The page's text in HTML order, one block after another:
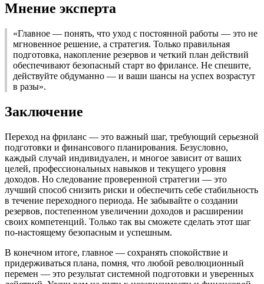
Мнение эксперта
«Главное — понять, что уход с постоянной работы — это не
мгновенное решение, а стратегия. Только правильная
подготовка, накопление резервов и четкий план действий
обеспечивают безопасный старт во фрилансе. Не спешите,
действуйте обдуманно — и ваши шансы на успех возрастут
в разы».
Заключение
Переход на фриланс — это важный шаг, требующий серьезной
подготовки и финансового планирования. Безусловно,
каждый случай индивидуален, и многое зависит от ваших
целей, профессиональных навыков и текущего уровня
доходов. Но следование проверенной стратегии — это
лучший способ снизить риски и обеспечить себе стабильность
в течение переходного периода. Не забывайте о создании
резервов, постепенном увеличении доходов и расширении
своих компетенций. Только так вы сможете сделать этот шаг
по-настоящему безопасным и успешным.
В конечном итоге, главное — сохранять спокойствие и
придерживаться плана, помня, что любой революционный
перемен — это результат системной подготовки и уверенных